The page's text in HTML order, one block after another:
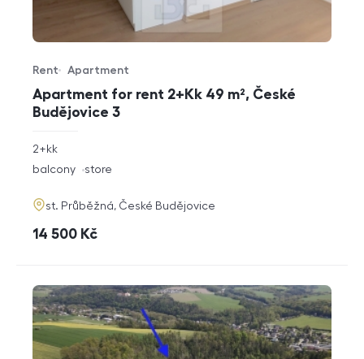
Apartment for rent 2+Kk 49 m², České
Budějovice 3
Offer type
Rent
Property type
Apartment
rozměry
disposition
2+kk
funkce
balcony store
adresa
st. Průběžná, České Budějovice
cena
14 500 Kč